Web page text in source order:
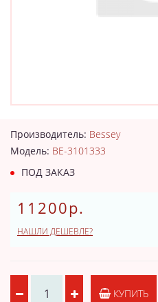
Производитель: Bessey
Модель: BE-3101333
ПОД ЗАКАЗ
11200р.
НАШЛИ ДЕШЕВЛЕ?
КУПИТЬ